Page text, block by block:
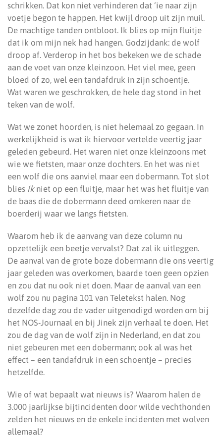
schrikken. Dat kon niet verhinderen dat ‘ie naar zijn
voetje begon te happen. Het kwijl droop uit zijn muil.
De machtige tanden ontbloot. Ik blies op mijn fluitje
dat ik om mijn nek had hangen. Godzijdank: de wolf
droop af. Verderop in het bos bekeken we de schade
aan de voet van onze kleinzoon. Het viel mee, geen
bloed of zo, wel een tandafdruk in zijn schoentje.
Wat waren we geschrokken, de hele dag stond in het
teken van de wolf.
Wat we zonet hoorden, is niet helemaal zo gegaan. In
werkelijkheid is wat ik hiervoor vertelde veertig jaar
geleden gebeurd. Het waren niet onze kleinzoons met
wie we fietsten, maar onze dochters. En het was niet
een wolf die ons aanviel maar een dobermann. Tot slot
blies íkniet op een fluitje, maar het was het fluitje van
de baas die de dobermann deed omkeren naar de
boerderij waar we langs fietsten.
Waarom heb ik de aanvang van deze column nu
opzettelijk een beetje vervalst? Dat zal ik uitleggen.
De aanval van de grote boze dobermann die ons veertig
jaar geleden was overkomen, baarde toen geen opzien
en zou dat nu ook niet doen. Maar de aanval van een
wolf zou nu pagina 101 van Teletekst halen. Nog
dezelfde dag zou de vader uitgenodigd worden om bij
het NOS-Journaal en bij Jinek zijn verhaal te doen. Het
zou de dag van de wolf zijn in Nederland, en dat zou
niet gebeuren met een dobermann; ook al was het
effect – een tandafdruk in een schoentje – precies
hetzelfde.
Wie of wat bepaalt wat nieuws is? Waarom halen de
3.000 jaarlijkse bijtincidenten door wilde vechthonden
zelden het nieuws en de enkele incidenten met wolven
allemaal?